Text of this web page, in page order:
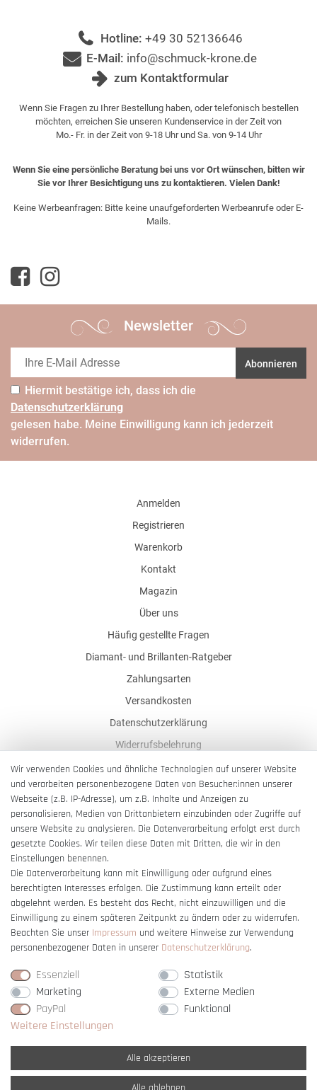
Hotline: +49 30 52136646
E-Mail: info@schmuck-krone.de
zum Kontaktformular
Wenn Sie Fragen zu Ihrer Bestellung haben, oder telefonisch bestellen
möchten, erreichen Sie unseren Kundenservice in der Zeit von
Mo.- Fr. in der Zeit von 9-18 Uhr und Sa. von 9-14 Uhr
Wenn Sie eine persönliche Beratung bei uns vor Ort wünschen, bitten wir
Sie vor Ihrer Besichtigung uns zu kontaktieren. Vielen Dank!
Keine Werbeanfragen: Bitte keine unaufgeforderten Werbeanrufe oder E-
Mails.
Newsletter
Abonnieren
Hiermit bestätige ich, dass ich die
Daten­schutz­erklärung
gelesen habe. Meine Einwilligung kann ich jederzeit
widerrufen.
Anmelden
Registrieren
Warenkorb
Kontakt
Magazin
Über uns
Häufig gestellte Fragen
Diamant- und Brillanten-Ratgeber
Zahlungsarten
Versandkosten
Datenschutzerklärung
Widerrufsbelehrung
AGB
Impressum
Barrierefreiheitserklärung
Vertrag widerrufen
Wir verwenden Cookies und ähnliche Technologien auf unserer Website
und verarbeiten personenbezogene Daten von Besucher:innen unserer
Webseite (z.B. IP-Adresse), um z.B. Inhalte und Anzeigen zu
personalisieren, Medien von Drittanbietern einzubinden oder Zugriffe auf
unsere Website zu analysieren. Die Datenverarbeitung erfolgt erst durch
gesetzte Cookies. Wir teilen diese Daten mit Dritten, die wir in den
Einstellungen benennen.
Die Datenverarbeitung kann mit Einwilligung oder aufgrund eines
berechtigten Interesses erfolgen. Die Zustimmung kann erteilt oder
abgelehnt werden. Es besteht das Recht, nicht einzuwilligen und die
Einwilligung zu einem späteren Zeitpunkt zu ändern oder zu widerrufen.
Beachten Sie unser Impressum und weitere Hinweise zur Verwendung
personenbezogener Daten in unserer Daten­schutz­erklärung.
Essenziell
Statistik
Marketing
Externe Medien
PayPal
Funktional
Weitere Einstellungen
Alle akzeptieren